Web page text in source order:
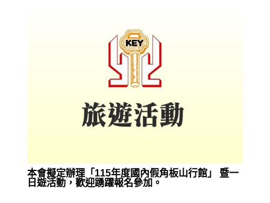
本會擬定辦理「115年度國內假角板山行館」 暨一
日遊活動，歡迎踴躍報名參加。